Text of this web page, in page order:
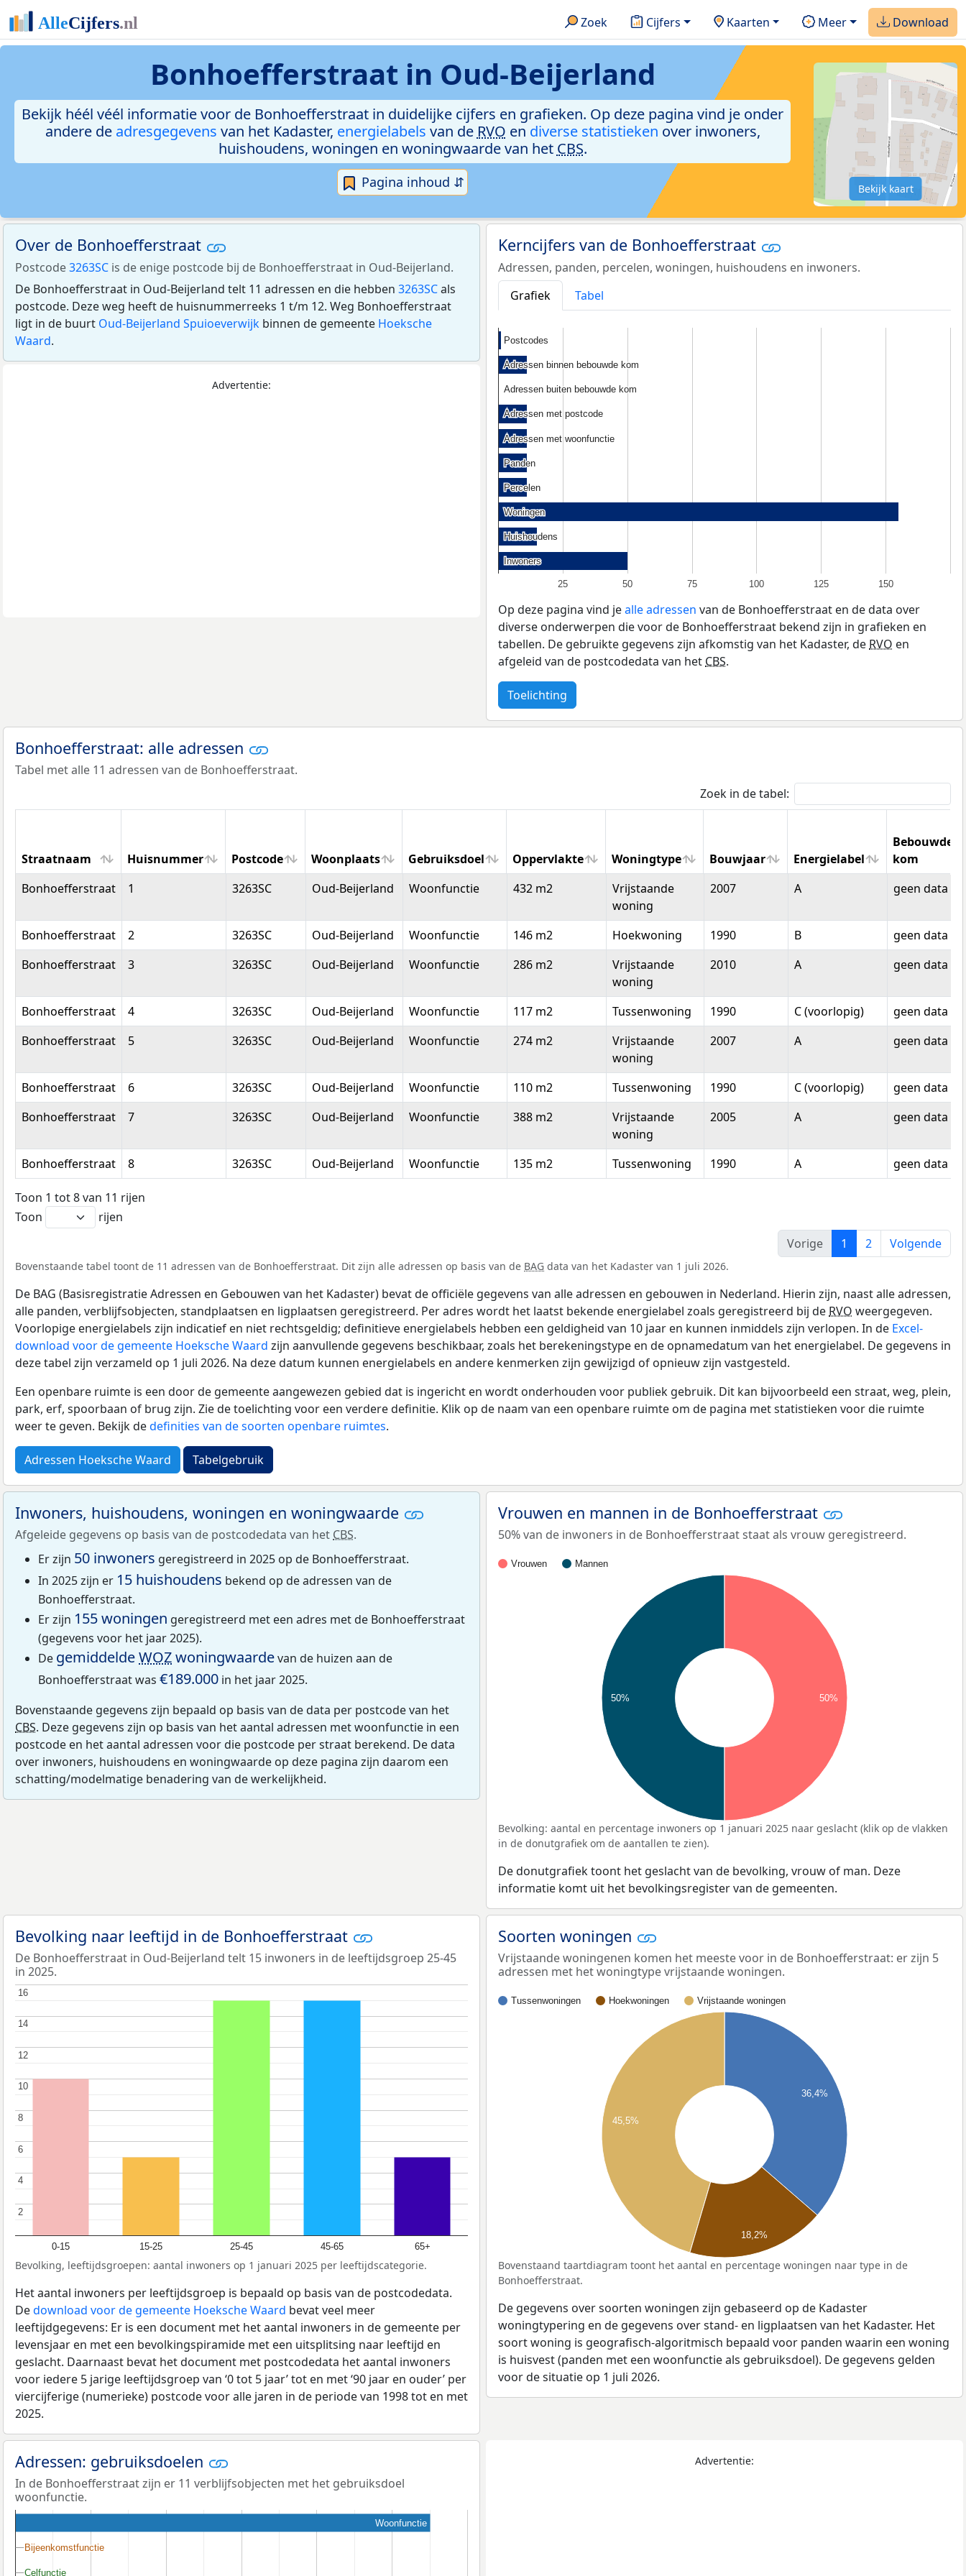
Zoek Cijfers Kaarten Meer Download
Bonhoefferstraat in Oud-Beijerland
Bekijk héél véél informatie voor de Bonhoefferstraat in duidelijke cijfers en grafieken. Op deze pagina vind je onder
andere de adresgegevens van het Kadaster, energielabels van de RVO en diverse statistieken over inwoners,
huishoudens, woningen en woningwaarde van het CBS.
Pagina inhoud ⇵ Bekijk kaart
Over de Bonhoefferstraat
Postcode3263SC is de enige postcode bij de Bonhoefferstraat in Oud-Beijerland.
De Bonhoefferstraat in Oud-Beijerland telt 11 adressen en die hebben 3263SCals
postcode. Deze weg heeft de huisnummerreeks 1 t/m 12. Weg Bonhoefferstraat
ligt in de buurt Oud-Beijerland Spuioeverwijk binnen de gemeente Hoeksche
Waard.
Advertentie:
Kerncijfers van de Bonhoefferstraat
Adressen, panden, percelen, woningen, huishoudens en inwoners.
Grafiek
Tabel
25 50 75 100 125 150
Postcodes
Postcodes
Adressen binnen bebouwde kom
Adressen binnen bebouwde kom
Adressen buiten bebouwde kom
Adressen buiten bebouwde kom
Adressen met postcode
Adressen met postcode
Adressen met woonfunctie
Adressen met woonfunctie
Panden
Panden
Percelen
Percelen
Woningen
Woningen
Huishoudens
Huishoudens
Inwoners
Inwoners
Op deze pagina vind jealle adressen van de Bonhoefferstraat en de data over
diverse onderwerpen die voor de Bonhoefferstraat bekend zijn in grafieken en
tabellen. De gebruikte gegevens zijn afkomstig van het Kadaster, de RVO en
afgeleid van de postcodedata van het CBS.
Toelichting
Bonhoefferstraat: alle adressen
Tabel met alle 11 adressen van de Bonhoefferstraat.
Zoek in de tabel:
Straatnaam Huisnummer Postcode Woonplaats Gebruiksdoel Oppervlakte Woningtype Bouwjaar Energielabel
Bebouwde
kom
Straatnaam
Huisnummer Postcode Woonplaats Gebruiksdoel Oppervlakte Woningtype Bouwjaar Energielabel
Bebouwde
kom
Bonhoefferstraat 1 3263SC Oud-Beijerland Woonfunctie 432 m2
Vrijstaande
woning
2007 A geen data
Bonhoefferstraat 2 3263SC Oud-Beijerland Woonfunctie 146 m2 Hoekwoning 1990 B
geen data
Bonhoefferstraat
3 3263SC Oud-Beijerland Woonfunctie 286 m2
Vrijstaande
woning
2010 A geen data
Bonhoefferstraat 4 3263SC Oud-Beijerland Woonfunctie 117 m2 Tussenwoning 1990 C (voorlopig)
geen data
Bonhoefferstraat
5 3263SC Oud-Beijerland Woonfunctie 274 m2
Vrijstaande
woning
2007 A geen data
Bonhoefferstraat 6 3263SC Oud-Beijerland Woonfunctie 110 m2 Tussenwoning 1990 C (voorlopig)
geen data
Bonhoefferstraat
7 3263SC Oud-Beijerland Woonfunctie 388 m2
Vrijstaande
woning
2005 A geen data
Bonhoefferstraat 8 3263SC Oud-Beijerland Woonfunctie 135 m2 Tussenwoning 1990 A geen data
Toon 1 tot 8 van 11 rijen
Toon
rijen
Vorige
1 2 Volgende
Bovenstaande tabel toont de 11 adressen van de Bonhoefferstraat. Dit zijn alle adressen op basis van de BAG data van het Kadaster van 1 juli 2026.
De BAG (Basisregistratie Adressen en Gebouwen van het Kadaster) bevat de officiële gegevens van alle adressen en gebouwen in Nederland. Hierin zijn, naast alle adressen,
alle panden, verblijfsobjecten, standplaatsen en ligplaatsen geregistreerd. Per adres wordt het laatst bekende energielabel zoals geregistreerd bij de RVO weergegeven.
Voorlopige energielabels zijn indicatief en niet rechtsgeldig; definitieve energielabels hebben een geldigheid van 10 jaar en kunnen inmiddels zijn verlopen. In de Excel-
download voor de gemeente Hoeksche Waard zijn aanvullende gegevens beschikbaar, zoals het berekeningstype en de opnamedatum van het energielabel. De gegevens in
deze tabel zijn verzameld op 1 juli 2026. Na deze datum kunnen energielabels en andere kenmerken zijn gewijzigd of opnieuw zijn vastgesteld.
Een openbare ruimte is een door de gemeente aangewezen gebied dat is ingericht en wordt onderhouden voor publiek gebruik. Dit kan bijvoorbeeld een straat, weg, plein,
park, erf, spoorbaan of brug zijn. Zie de toelichting voor een verdere definitie. Klik op de naam van een openbare ruimte om de pagina met statistieken voor die ruimte
weer te geven. Bekijk dedefinities van de soorten openbare ruimtes.
Adressen Hoeksche Waard Tabelgebruik
Inwoners, huishoudens, woningen en woningwaarde
Afgeleide gegevens op basis van de postcodedata van het CBS.
Er zijn 50 inwoners geregistreerd in 2025 op de Bonhoefferstraat.
In 2025 zijn er 15 huishoudens bekend op de adressen van de
Bonhoefferstraat.
Er zijn 155 woningen geregistreerd met een adres met de Bonhoefferstraat
(gegevens voor het jaar 2025).
De gemiddeldeWOZwoningwaardevan de huizen aan de
Bonhoefferstraat was €189.000 in het jaar 2025.
Bovenstaande gegevens zijn bepaald op basis van de data per postcode van het
CBS. Deze gegevens zijn op basis van het aantal adressen met woonfunctie in een
postcode en het aantal adressen voor die postcode per straat berekend. De data
over inwoners, huishoudens en woningwaarde op deze pagina zijn daarom een
schatting/modelmatige benadering van de werkelijkheid.
Vrouwen en mannen in de Bonhoefferstraat
50% van de inwoners in de Bonhoefferstraat staat als vrouw geregistreerd.
Vrouwen Mannen
50% 50%
Bevolking: aantal en percentage inwoners op 1 januari 2025 naar geslacht (klik op de vlakken
in de donutgrafiek om de aantallen te zien).
De donutgrafiek toont het geslacht van de bevolking, vrouw of man. Deze
informatie komt uit het bevolkingsregister van de gemeenten.
Bevolking naar leeftijd in de Bonhoefferstraat
De Bonhoefferstraat in Oud-Beijerland telt 15 inwoners in de leeftijdsgroep 25-45
in 2025.
0-15 15-25 25-45 45-65 65+
2
2
4
4
6
6
8
8
10
10
12
12
14
14
16
16
Bevolking, leeftijdsgroepen: aantal inwoners op 1 januari 2025 per leeftijdscategorie.
Het aantal inwoners per leeftijdsgroep is bepaald op basis van de postcodedata.
Dedownload voor de gemeente Hoeksche Waard bevat veel meer
leeftijdgegevens: Er is een document met het aantal inwoners in de gemeente per
levensjaar en met een bevolkingspiramide met een uitsplitsing naar leeftijd en
geslacht. Daarnaast bevat het document met postcodedata het aantal inwoners
voor iedere 5 jarige leeftijdsgroep van ‘0 tot 5 jaar’ tot en met ‘90 jaar en ouder’ per
viercijferige (numerieke) postcode voor alle jaren in de periode van 1998 tot en met
2025.
Soorten woningen
Vrijstaande woningenen komen het meeste voor in de Bonhoefferstraat: er zijn 5
adressen met het woningtype vrijstaande woningen.
Tussenwoningen Hoekwoningen Vrijstaande woningen
36,4%
45,5%
18,2%
Bovenstaand taartdiagram toont het aantal en percentage woningen naar type in de
Bonhoefferstraat.
De gegevens over soorten woningen zijn gebaseerd op de Kadaster
woningtypering en de gegevens over stand- en ligplaatsen van het Kadaster. Het
soort woning is geografisch-algoritmisch bepaald voor panden waarin een woning
is huisvest (panden met een woonfunctie als gebruiksdoel). De gegevens gelden
voor de situatie op 1 juli 2026.
Adressen: gebruiksdoelen
In de Bonhoefferstraat zijn er 11 verblijfsobjecten met het gebruiksdoel
woonfunctie.
Woonfunctie
Bijeenkomstfunctie
Bijeenkomstfunctie
Celfunctie
Celfunctie
Advertentie: